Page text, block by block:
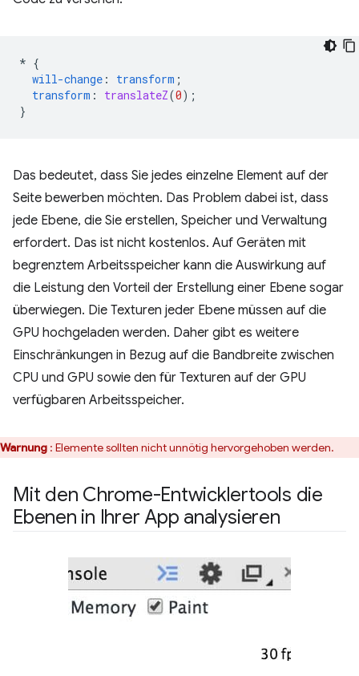
* {
will-change : transform ;
transform : translateZ(0);
}
Das bedeutet, dass Sie jedes einzelne Element auf der
Seite bewerben möchten. Das Problem dabei ist, dass
jede Ebene, die Sie erstellen, Speicher und Verwaltung
erfordert. Das ist nicht kostenlos. Auf Geräten mit
begrenztem Arbeitsspeicher kann die Auswirkung auf
die Leistung den Vorteil der Erstellung einer Ebene sogar
überwiegen. Die Texturen jeder Ebene müssen auf die
GPU hochgeladen werden. Daher gibt es weitere
Einschränkungen in Bezug auf die Bandbreite zwischen
CPU und GPU sowie den für Texturen auf der GPU
verfügbaren Arbeitsspeicher.
Warnung : Elemente sollten nicht unnötig hervorgehoben werden.
Mit den Chrome-Entwicklertools die
Ebenen in Ihrer App analysieren